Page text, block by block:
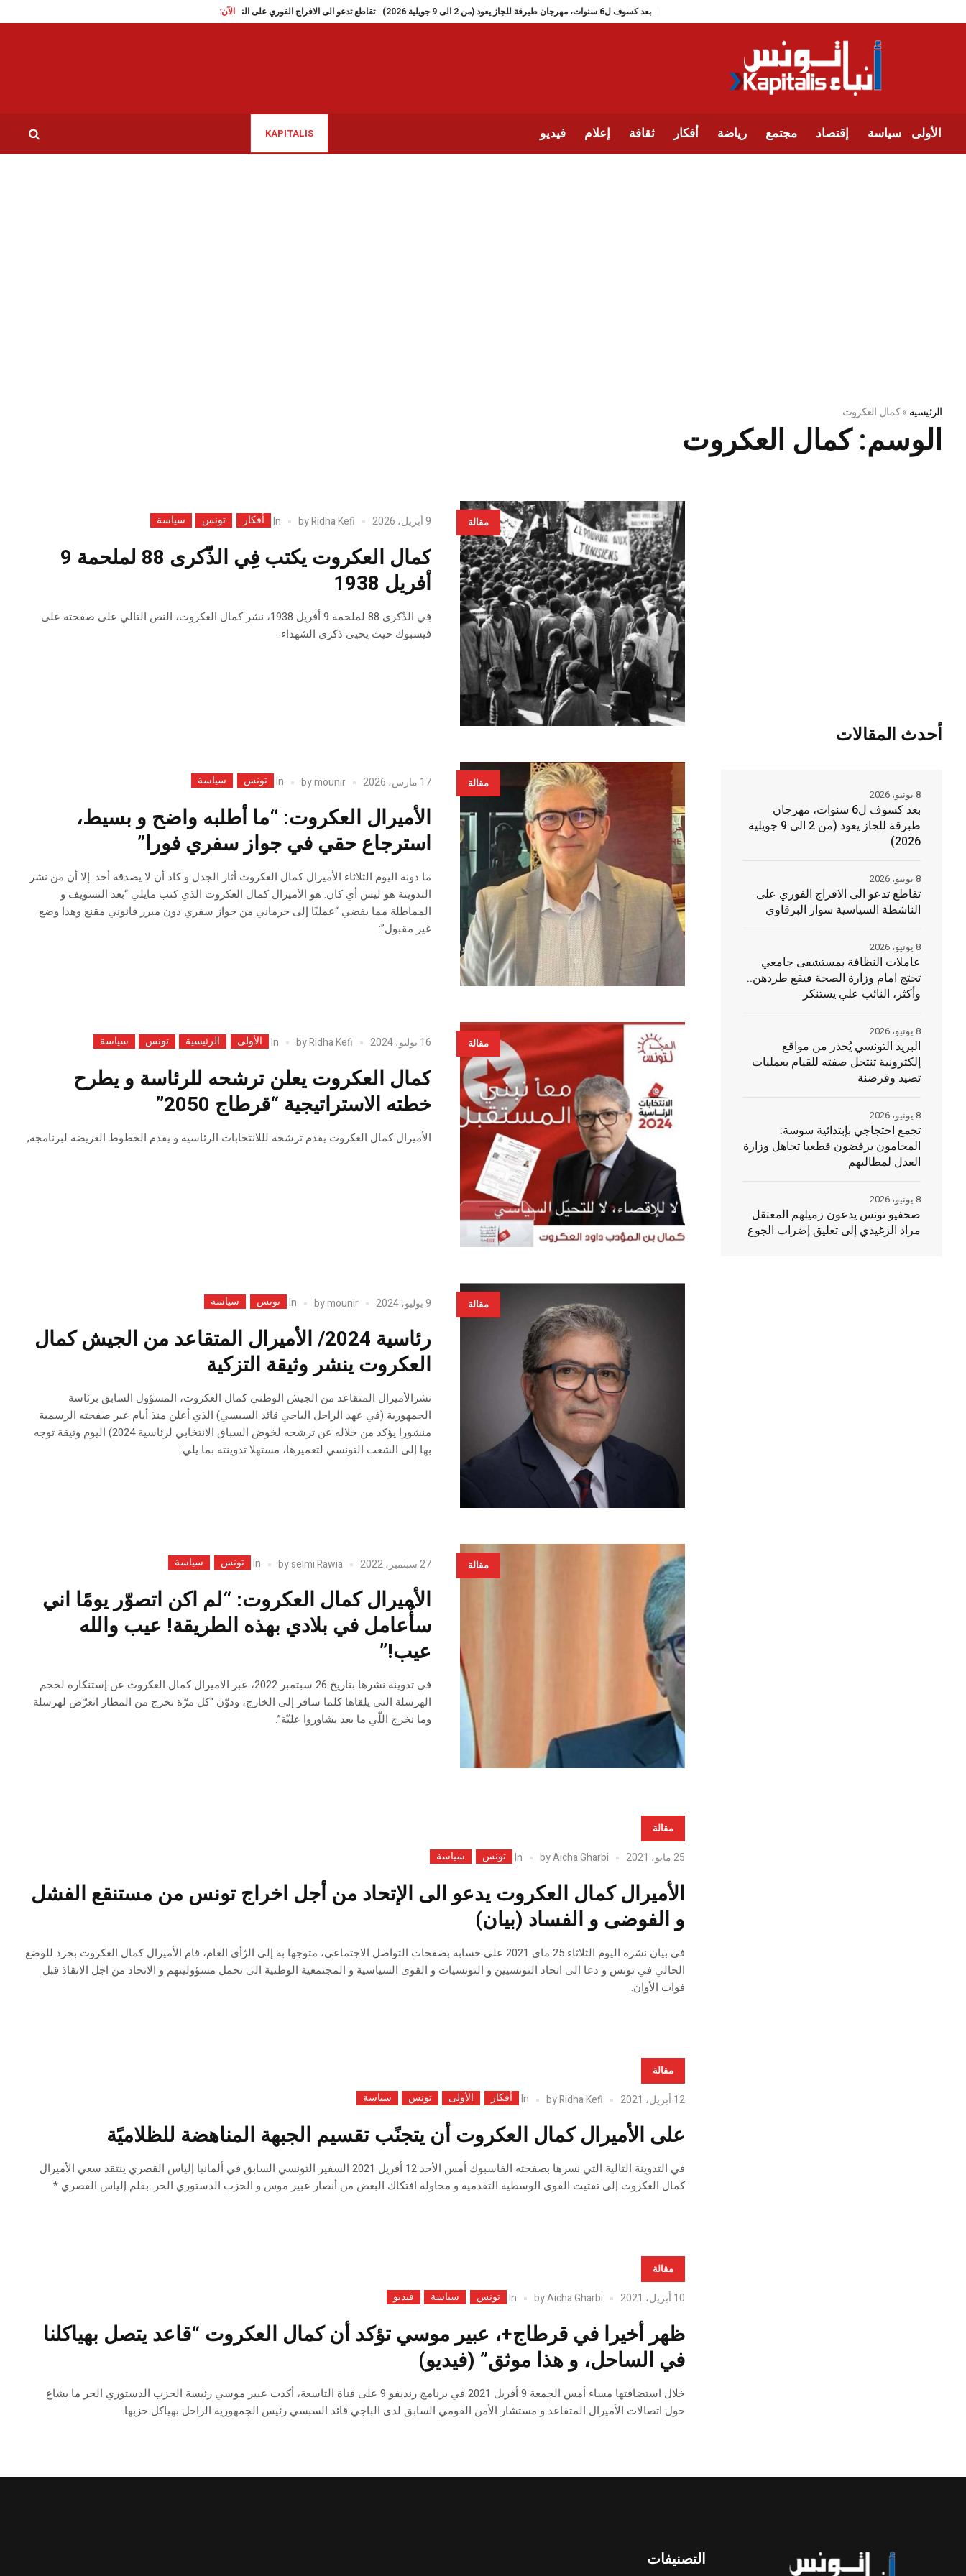
الآن: بعد كسوف ل6 سنوات، مهرجان طبرقة للجاز يعود (من 2 الى 9 جويلية 2026) تقاطع تدعو الى الافراج الفوري على الناشطة السياسية سوار البرقاوي
الأولى سياسة إقتصاد مجتمع رياضة أفكار ثقافة إعلام فيديو KAPITALIS
الرئيسية »كمال العكروت
الوسم:كمال العكروت
مقالة 9 أبريل، 2026 byRidha Kefi
In أفكار تونس سياسة
كمال العكروت يكتب فِي الذّكرى 88 لملحمة 9
أفريل 1938
فِي الذّكرى 88 لملحمة 9 أفريل 1938، نشر كمال العكروت، النص التالي على صفحته على
فيسبوك حيث يحيي ذكرى الشهداء.
مقالة 17 مارس، 2026 bymounir
In تونس سياسة
الأميرال العكروت: “ما أطلبه واضح و بسيط،
استرجاع حقي في جواز سفري فورا”
ما دونه اليوم الثلاثاء الأميرال كمال العكروت أثار الجدل و كاد أن لا يصدقه أحد. إلا أن من نشر
التدوينة هو ليس أي كان. هو الأميرال كمال العكروت الذي كتب مايلي “بعد التسويف و
المماطلة مما يفضي “عمليًا إلى حرماني من جواز سفري دون مبرر قانوني مقنع وهذا وضع
غير مقبول”:
مقالة 16 يوليو، 2024 byRidha Kefi
In الأولى الرئيسية تونس سياسة
كمال العكروت يعلن ترشحه للرئاسة و يطرح
خطته الاستراتيجية “قرطاج 2050”
الأميرال كمال العكروت يقدم ترشحه لللانتخابات الرئاسية و يقدم الخطوط العريضة لبرنامجه,
مقالة 9 يوليو، 2024 bymounir
In تونس سياسة
رئاسية 2024/ الأميرال المتقاعد من الجيش كمال
العكروت ينشر وثيقة التزكية
نشرالأميرال المتقاعد من الجيش الوطني كمال العكروت، المسؤول السابق برئاسة
الجمهورية (في عهد الراحل الباجي قائد السبسي) الذي أعلن منذ أيام عبر صفحته الرسمية
منشورا يؤكد من خلاله عن ترشحه لخوض السباق الانتخابي لرئاسية 2024) اليوم وثيقة توجه
بها إلى الشعب التونسي لتعميرها، مستهلا تدوينته بما يلي:
مقالة 27 سبتمبر، 2022 byselmi Rawia
In تونس سياسة
الأميرال كمال العكروت: “لم اكن اتصوّر يومًا اني
سأٌعامل في بلادي بهذه الطريقة! عيب والله
عيب!”
في تدوينة نشرها بتاريخ 26 سبتمبر 2022، عبر الاميرال كمال العكروت عن إستنكاره لحجم
الهرسلة التي يلقاها كلما سافر إلى الخارج، ودوّن “كل مرّة نخرج من المطار اتعرّض لهرسلة
وما نخرج اللّي ما بعد يشاوروا عليّة”.
مقالة
25 مايو، 2021 byAicha Gharbi
In تونس سياسة
الأميرال كمال العكروت يدعو الى الإتحاد من أجل اخراج تونس من مستنقع الفشل
و الفوضى و الفساد (بيان)
في بيان نشره اليوم الثلاثاء 25 ماي 2021 على حسابه بصفحات التواصل الاجتماعي، متوجها به إلى الرّأي العام، قام الأميرال كمال العكروت بجرد للوضع
الحالي في تونس و دعا الى اتحاد التونسيين و التونسيات و القوى السياسية و المجتمعية الوطنية الى تحمل مسؤوليتهم و الاتحاد من اجل الانقاذ قبل
فوات الأوان.
مقالة
12 أبريل، 2021 byRidha Kefi
In أفكار الأولى تونس سياسة
على الأميرال كمال العكروت أن يتجنًب تقسيم الجبهة المناهضة للظلاميًة
في التدوينة التالية التي نسرها بصفحته الفاسبوك أمس الأحد 12 أفريل 2021 السفير التونسي السابق في ألمانيا إلياس القصري ينتقد سعي الأميرال
كمال العكروت إلى تفتيت القوى الوسطية التقدمية و محاولة افتكاك البعض من أنصار عبير موس و الحزب الدستوري الحر. بقلم إلياس القصري *
مقالة
10 أبريل، 2021 byAicha Gharbi
In تونس سياسة فيديو
ظهر أخيرا في قرطاج+، عبير موسي تؤكد أن كمال العكروت “قاعد يتصل بهياكلنا
في الساحل، و هذا موثق” (فيديو)
خلال استضافتها مساء أمس الجمعة 9 أفريل 2021 في برنامج رنديفو 9 على قناة التاسعة، أكدت عبير موسي رئيسة الحزب الدستوري الحر ما يشاع
حول اتصالات الأميرال المتقاعد و مستشار الأمن القومي السابق لدى الباجي قائد السبسي رئيس الجمهورية الراحل بهياكل حزبها.
أحدث المقالات
بعد كسوف ل6 سنوات، مهرجان
طبرقة للجاز يعود (من 2 الى 9 جويلية
2026)
8 يونيو، 2026
تقاطع تدعو الى الافراج الفوري على
الناشطة السياسية سوار البرقاوي
8 يونيو، 2026
عاملات النظافة بمستشفى جامعي
تحتج امام وزارة الصحة فيقع طردهن..
وأكثر، النائب علي يستنكر
8 يونيو، 2026
البريد التونسي يُحذر من مواقع
إلكترونية تنتحل صفته للقيام بعمليات
تصيد وقرصنة
8 يونيو، 2026
تجمع احتجاجي بإبتدائية سوسة:
المحامون يرفضون قطعيا تجاهل وزارة
العدل لمطالبهم
8 يونيو، 2026
صحفيو تونس يدعون زميلهم المعتقل
مراد الزغيدي إلى تعليق إضراب الجوع
8 يونيو، 2026
التصنيفات